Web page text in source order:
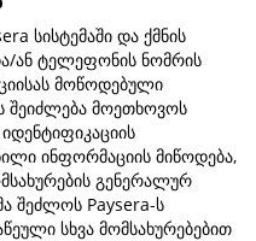
სისტემაში და ქმნის
ან ტელეფონის ნომრის
მოწოდებული
შეიძლება მოეთხოვოს
ინფორმაციის მიწოდება,
გენერალურ
შეძლოს Paysera-ს
სხვა მომსახურებებით